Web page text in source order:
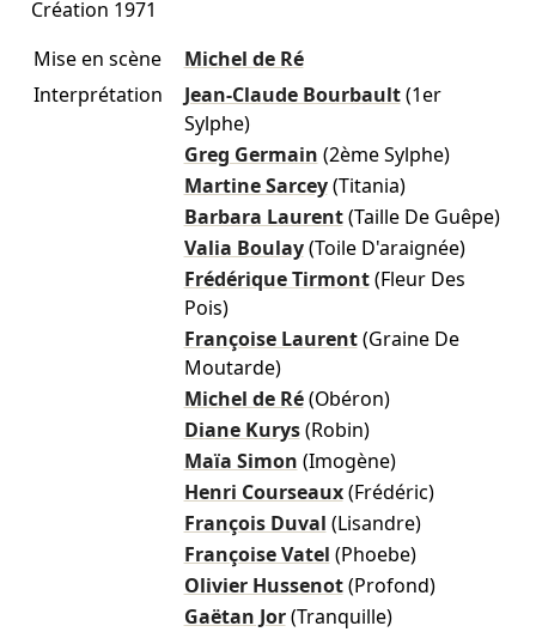
Création 1971
Mise en scène
Michel de Ré
Interprétation
Jean-Claude Bourbault (1er
Sylphe)
Greg Germain (2ème Sylphe)
Martine Sarcey (Titania)
Barbara Laurent (Taille De Guêpe)
Valia Boulay (Toile D'araignée)
Frédérique Tirmont (Fleur Des
Pois)
Françoise Laurent (Graine De
Moutarde)
Michel de Ré (Obéron)
Diane Kurys (Robin)
Maïa Simon (Imogène)
Henri Courseaux (Frédéric)
François Duval (Lisandre)
Françoise Vatel (Phoebe)
Olivier Hussenot (Profond)
Gaëtan Jor (Tranquille)